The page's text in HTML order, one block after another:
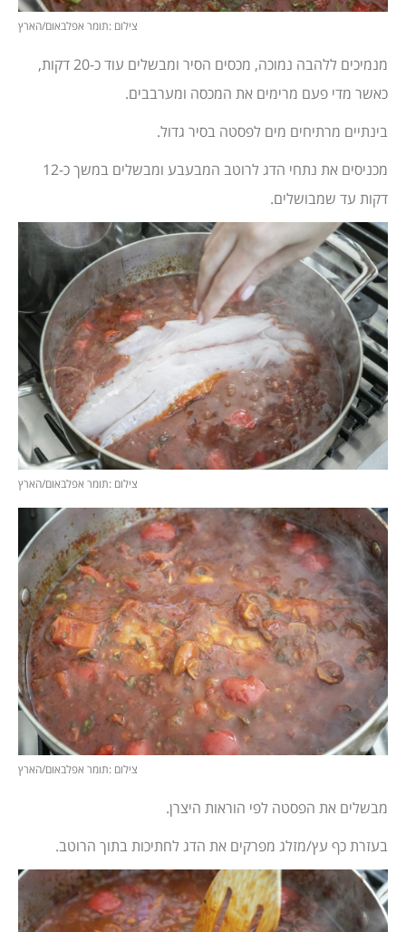
צילום :תומר אפלבאום/הארץ
מנמיכים ללהבה נמוכה, מכסים הסיר ומבשלים עוד כ-20 דקות,
כאשר מדי פעם מרימים את המכסה ומערבבים.
בינתיים מרתיחים מים לפסטה בסיר גדול.
מכניסים את נתחי הדג לרוטב המבעבע ומבשלים במשך כ-12
דקות עד שמבושלים.
צילום :תומר אפלבאום/הארץ
צילום :תומר אפלבאום/הארץ
מבשלים את הפסטה לפי הוראות היצרן.
בעזרת כף עץ/מזלג מפרקים את הדג לחתיכות בתוך הרוטב.